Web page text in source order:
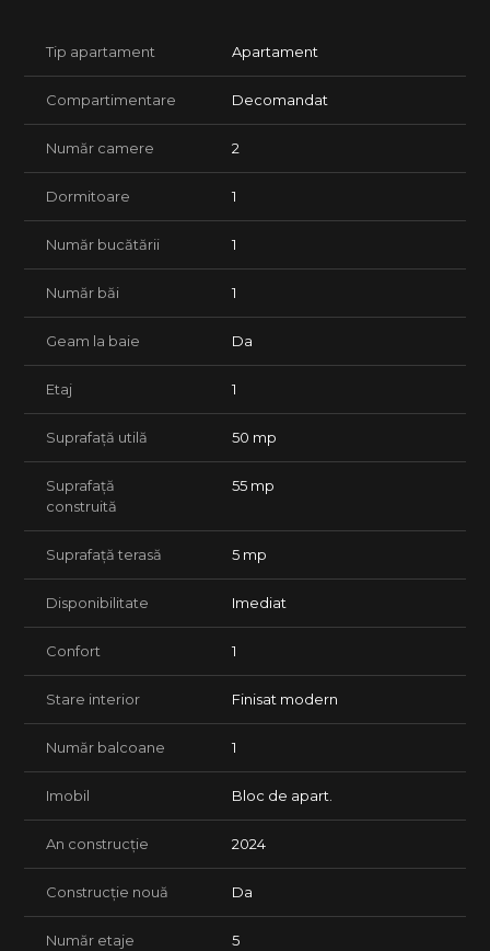
Nu se accepta animale de companie.
Suntem disponibili pentru a va oferi mai multe detalii.
Tip apartament Apartament
Compartimentare Decomandat
Număr camere 2
Dormitoare 1
Număr bucătării 1
Număr băi 1
Geam la baie Da
Etaj 1
Suprafață utilă 50 mp
Suprafață
construită
55 mp
Suprafață terasă 5 mp
Disponibilitate Imediat
Confort 1
Stare interior Finisat modern
Număr balcoane 1
Imobil Bloc de apart.
An construcție 2024
Construcție nouă Da
Număr etaje
5